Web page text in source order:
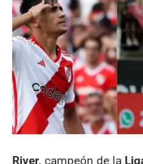
River, campeón de la